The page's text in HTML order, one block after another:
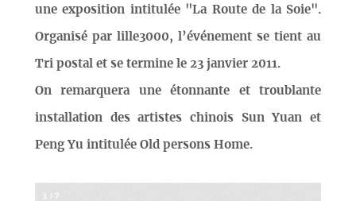
une exposition intitulée "La Route de la Soie".
Organisé par lille3000, l’événement se tient au
Tri postal et se termine le 23 janvier 2011.
On remarquera une étonnante et troublante
installation des artistes chinois Sun Yuan et
Peng Yu intitulée Old persons Home.
1 / 7